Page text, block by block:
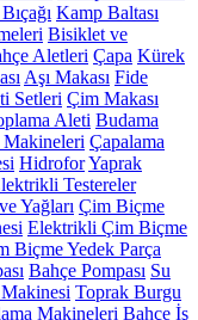
Kamp Baltası
Bisiklet ve
Aletleri Çapa Kürek
Aşı Makası Fide
Setleri Çim Makası
Aleti Budama
Makineleri Çapalama
HidroforYaprak
Testereler
Yağları Çim Biçme
Elektrikli Çim Biçme
Biçme Yedek Parça
Bahçe Pompası Su
Toprak Burgu
Makineleri Bahçe İş